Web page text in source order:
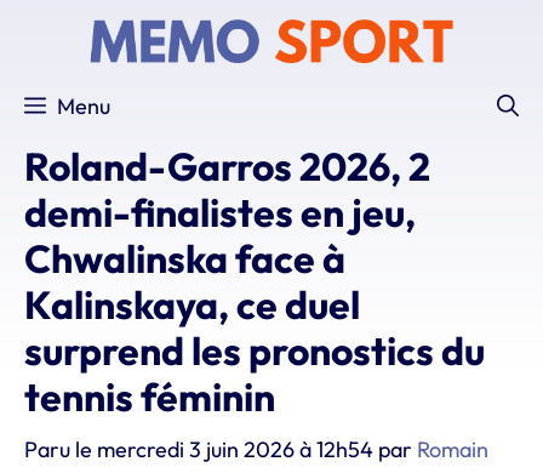
Menu
Roland-Garros 2026, 2
demi-finalistes en jeu,
Chwalinska face à
Kalinskaya, ce duel
surprend les pronostics du
tennis féminin
Paru le mercredi 3 juin 2026 à 12h54 par Romain